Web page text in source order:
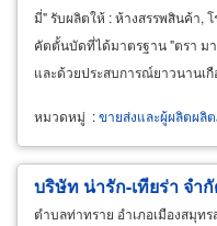
มี่" รับผลิตให้ : ห้างสรรพสินค้า,
คัตตั้นบัดที่ได้มาตรฐาน "ตรา ม
และด้วยประสบการณ์ยาวนานเ
หมวดหมู่ :ขายส่งและผู้ผลิตผลิ
บริษัท น่ารัก-เทียร่า จำ
ตำบลท่าทราย อำเภอเมืองสมุท